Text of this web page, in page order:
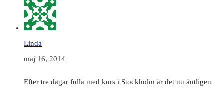
Linda
maj 16, 2014
Efter tre dagar fulla med kurs i Stockholm är det nu äntligen